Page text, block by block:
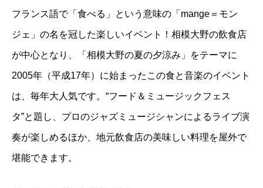
フランス語で「食べる」という意味の「mange＝モン
ジェ」の名を冠した楽しいイベント！相模大野の飲食店
が中心となり、「相模大野の夏の夕涼み」をテーマに
2005年（平成17年）に始まったこの食と音楽のイベント
は、毎年大人気です。“フード＆ミュージックフェス
タ”と題し、プロのジャズミュージシャンによるライブ演
奏が楽しめるほか、地元飲食店の美味しい料理を屋外で
堪能できます。